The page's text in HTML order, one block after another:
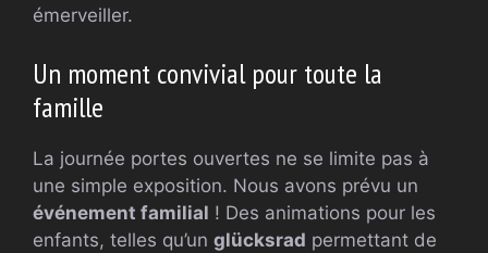
émerveiller.
Un moment convivial pour toute la
famille
La journée portes ouvertes ne se limite pas à
une simple exposition. Nous avons prévu un
événement familial ! Des animations pour les
enfants, telles qu’un glücksrad permettant de